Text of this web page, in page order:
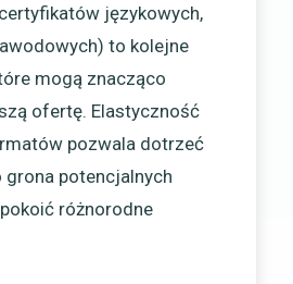
językowych,
to kolejne
mogą znacząco
ofertę. Elastyczność
pozwala dotrzeć
potencjalnych
różnorodne